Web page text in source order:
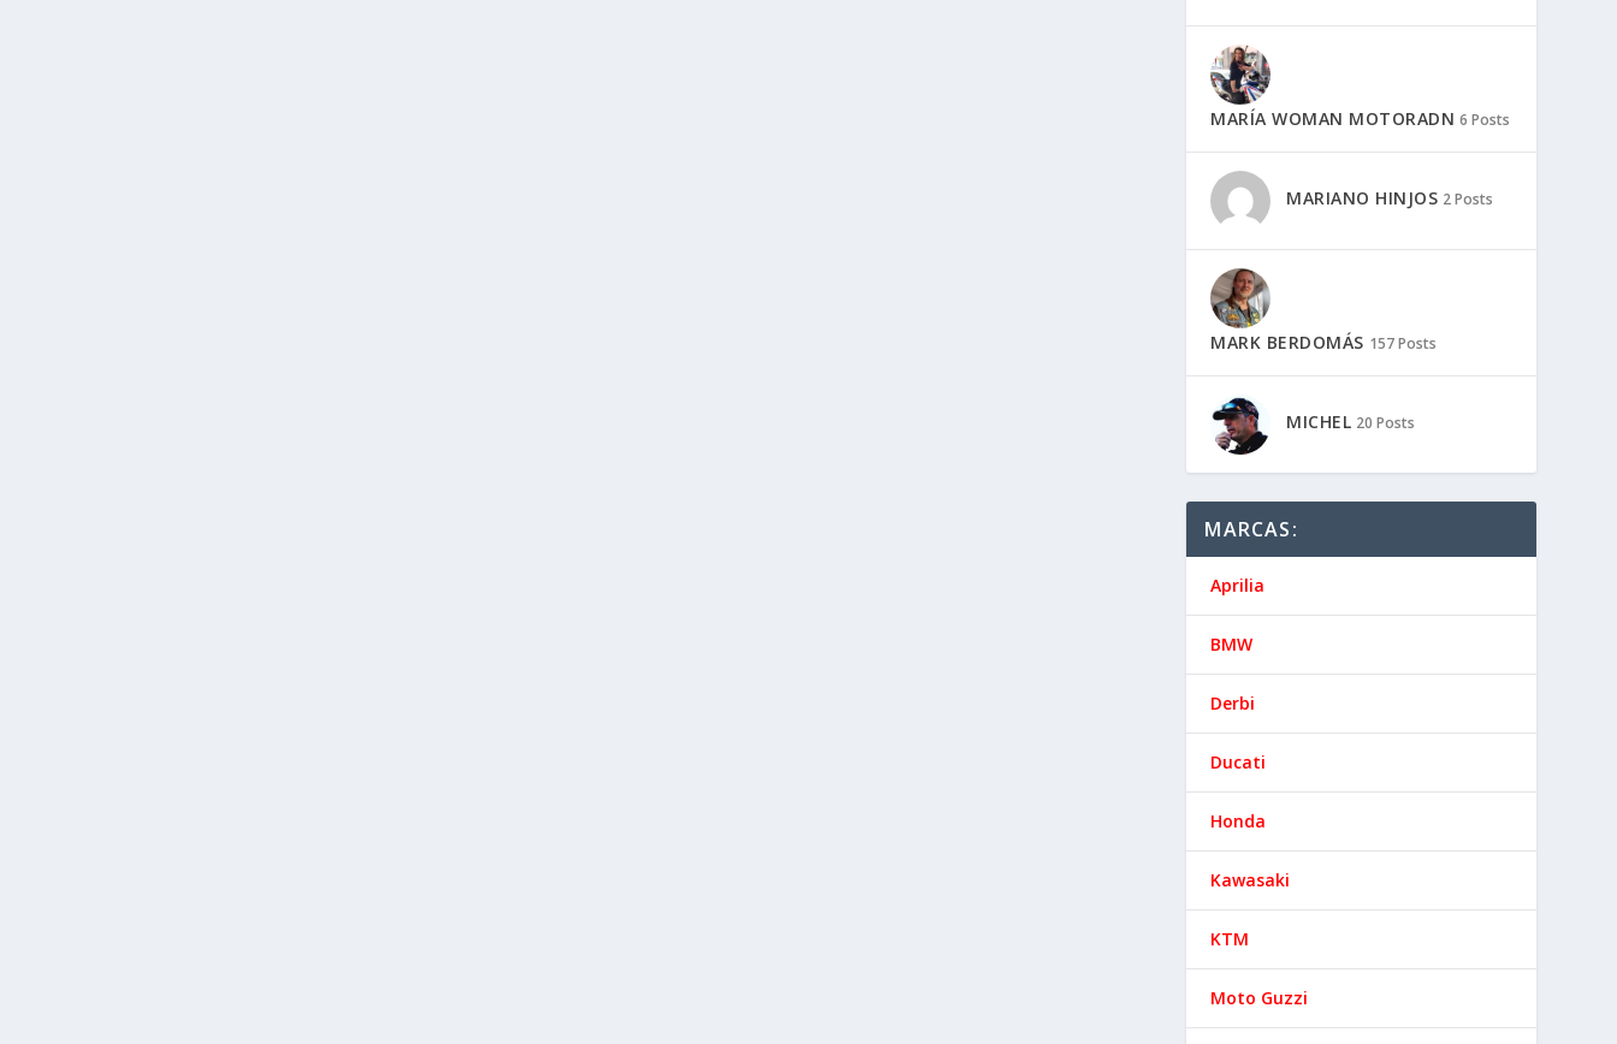
MARÍA WOMAN MOTORADN 6 Posts
MARIANO HINJOS 2 Posts
MARK BERDOMÁS 157 Posts
MICHEL 20 Posts
MARCAS:
Aprilia
BMW
Derbi
Ducati
Honda
Kawasaki
KTM
Moto Guzzi